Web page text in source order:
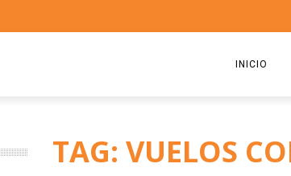
INICIO
TAG: VUELOS